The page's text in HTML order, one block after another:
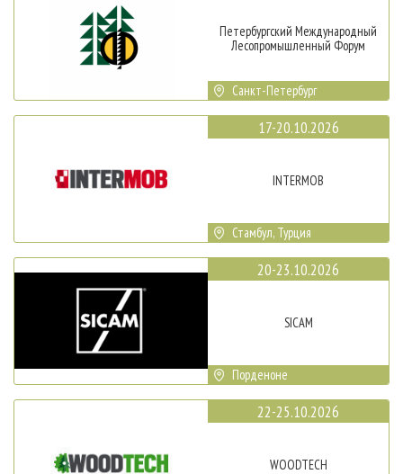
Петербургский Международный
Лесопромышленный Форум
Санкт-Петербург
17-20.10.2026
INTERMOB
Стамбул, Турция
20-23.10.2026
SICAM
Порденоне
22-25.10.2026
WOODTECH